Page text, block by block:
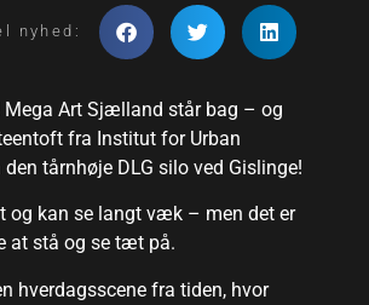
nyhed:
Mega Art Sjælland står bag – og
fra Institut for Urban
tårnhøje DLG silo ved Gislinge!
og kan se langt væk – men det er
at stå og se tæt på.
hverdagsscene fra tiden, hvor